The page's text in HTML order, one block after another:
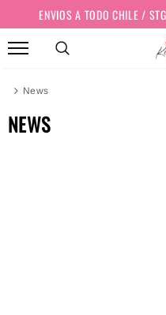
ENVIOS A TODO CHILE /
News
NEWS